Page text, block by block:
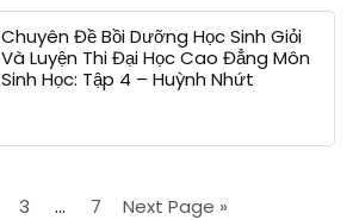
Chuyên Đề Bồi Dưỡng Học Sinh Giỏi
Và Luyện Thi Đại Học Cao Đẳng Môn
Sinh Học: Tập 4 – Huỳnh Nhứt
3 … 7 Next Page »